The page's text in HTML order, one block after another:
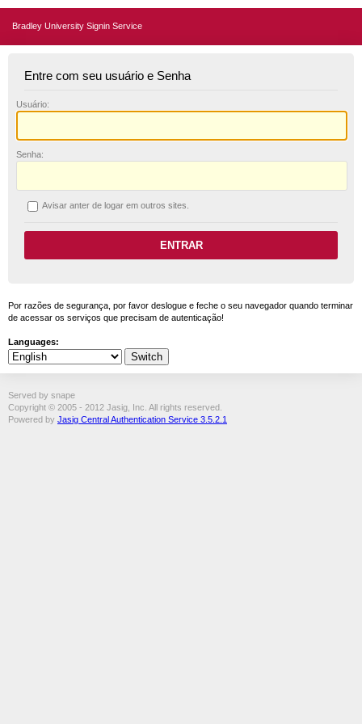
Bradley University Signin Service
Entre com seu usuário e Senha
Usuário:
Senha:
Avisar anter de logar em outros sites.
Por razões de segurança, por favor deslogue e feche o seu navegador quando terminar
de acessar os serviços que precisam de autenticação!
Languages:
Served by snape
Copyright © 2005 - 2012 Jasig, Inc. All rights reserved.
Powered by Jasig Central Authentication Service 3.5.2.1